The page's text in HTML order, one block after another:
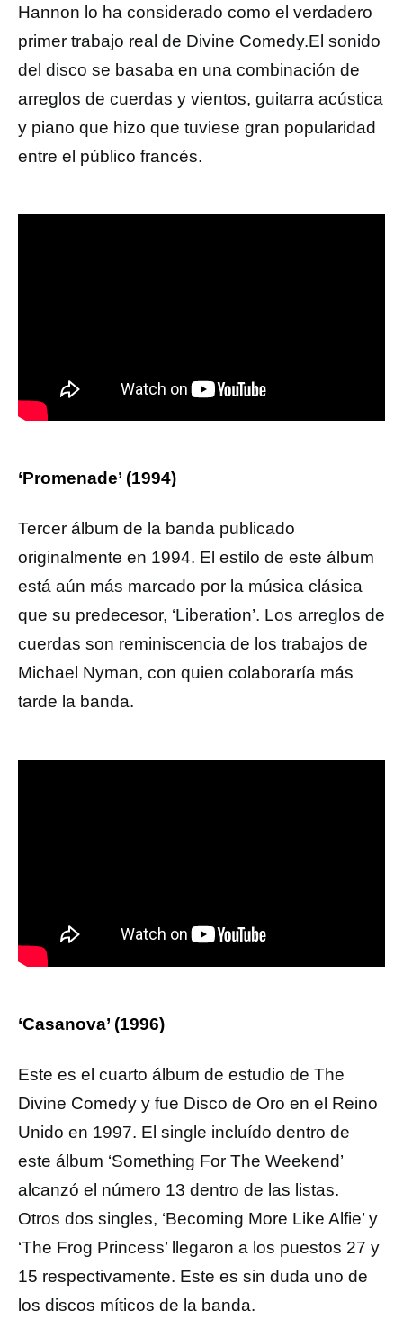
Hannon lo ha considerado como el verdadero
primer trabajo real de Divine Comedy.​El sonido
del disco se basaba en una combinación de
arreglos de cuerdas y vientos, guitarra acústica
y piano que hizo que tuviese gran popularidad
entre el público francés.
‘Promenade’ (1994)
Tercer álbum de la banda publicado
originalmente en 1994. El estilo de este álbum
está aún más marcado por la música clásica
que su predecesor, ‘Liberation’. Los arreglos de
cuerdas son reminiscencia de los trabajos de
Michael Nyman, con quien colaboraría más
tarde la banda.
‘Casanova’ (1996)
Este es el cuarto álbum de estudio de The
Divine Comedy y fue Disco de Oro en el Reino
Unido en 1997. El single incluído dentro de
este álbum ‘Something For The Weekend’
alcanzó el número 13 dentro de las listas.
Otros dos singles, ‘Becoming More Like Alfie’ y
‘The Frog Princess’ llegaron a los puestos 27 y
15 respectivamente. Este es sin duda uno de
los discos míticos de la banda.